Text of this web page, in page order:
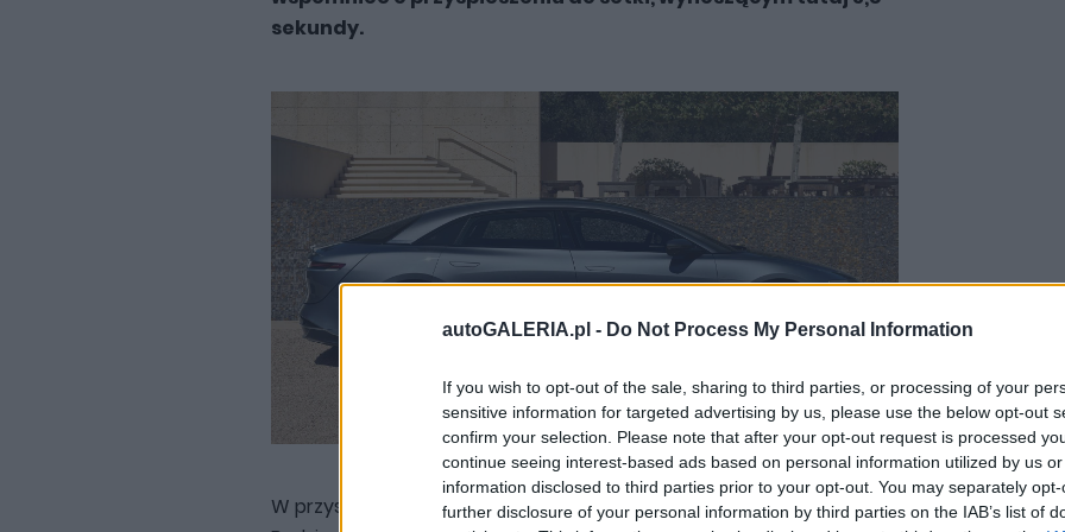
autoGALERIA.pl - Do Not Process My Personal Information
If you wish to opt-out of the sale, sharing to third parties, or processing of your
sensitive information for targeted advertising by us, please use the below opt-out
confirm your selection. Please note that after your opt-out request is processed
continue seeing interest-based ads based on personal information utilized by us
information disclosed to third parties prior to your opt-out. You may separately
further disclosure of your personal information by third parties on the IAB’s list of
sekundy.
Zobacz 50 zdjęć
W przyszłym roku pojawi się jeszcze tańsze wydanie modelu Pure.